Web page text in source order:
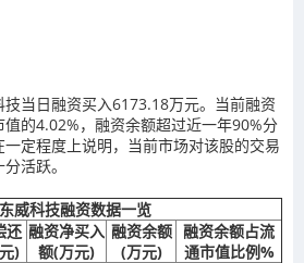
当日融资买入6173.18万元。当前融资
的4.02%，融资余额超过近一年90%分
定程度上说明，当前市场对该股的交易
活跃。
威科技融资数据一览
还
)
融资净买入
额(万元)
融资余额
(万元)
融资余额占流
通市值比例%